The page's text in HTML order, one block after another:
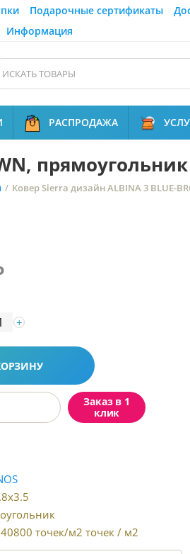
Подарочные сертификаты
Информация
РАСПРОДАЖА
/ Ковер Sierra дизайн ALBINA 3 BLUE-
+
Заказ в 1
клик
точек/м2 точек / м2